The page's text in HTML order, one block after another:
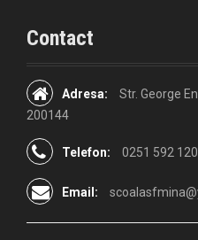
Contact
Adresa:
Str. George
200144
Telefon: 0251 592 120
Email: